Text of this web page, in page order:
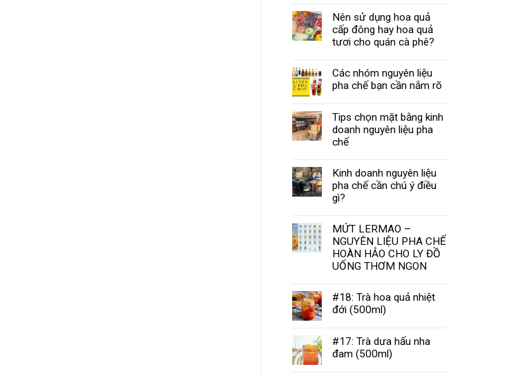
Nên sử dụng hoa quả
cấp đông hay hoa quả
tươi cho quán cà phê?
Các nhóm nguyên liệu
pha chế bạn cần nắm rõ
Tips chọn mặt bằng kinh
doanh nguyên liệu pha
chế
Kinh doanh nguyên liệu
pha chế cần chú ý điều
gì?
MỨT LERMAO –
NGUYÊN LIỆU PHA CHẾ
HOÀN HẢO CHO LY ĐỒ
UỐNG THƠM NGON
#18: Trà hoa quả nhiệt
đới (500ml)
#17: Trà dưa hấu nha
đam (500ml)